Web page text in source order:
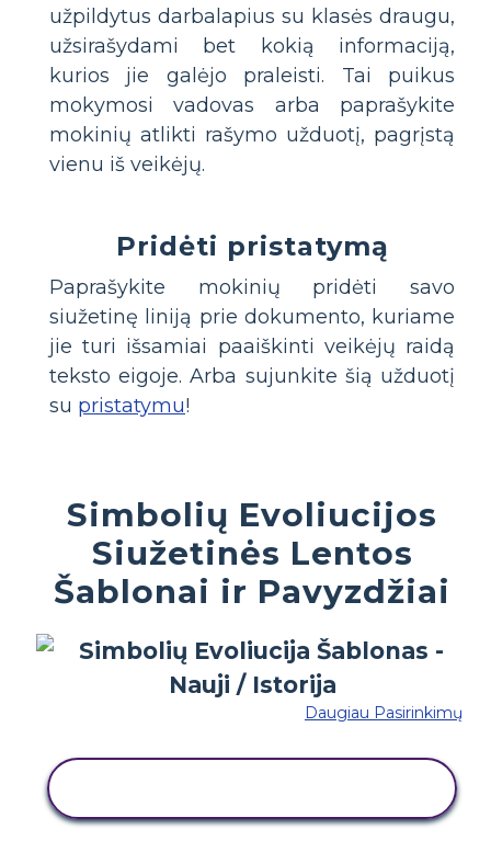
užpildytus darbalapius su klasės draugu,
užsirašydami bet kokią informaciją,
kurios jie galėjo praleisti. Tai puikus
mokymosi vadovas arba paprašykite
mokinių atlikti rašymo užduotį, pagrįstą
vienu iš veikėjų.
Pridėti pristatymą
Paprašykite mokinių pridėti savo
siužetinę liniją prie dokumento, kuriame
jie turi išsamiai paaiškinti veikėjų raidą
teksto eigoje. Arba sujunkite šią užduotį
su pristatymu!
Simbolių Evoliucijos
Siužetinės Lentos
Šablonai ir Pavyzdžiai
Daugiau Pasirinkimų